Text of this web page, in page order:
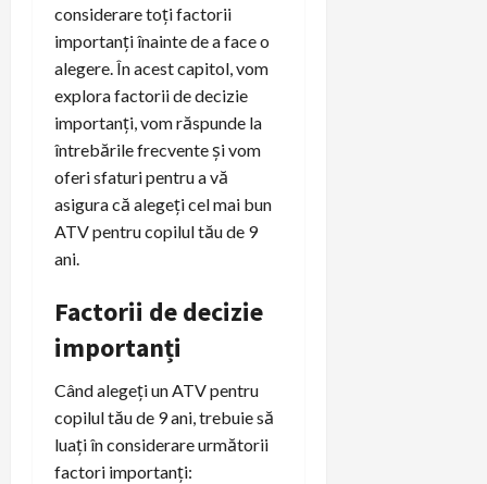
considerare toți factorii
importanți înainte de a face o
alegere. În acest capitol, vom
explora factorii de decizie
importanți, vom răspunde la
întrebările frecvente și vom
oferi sfaturi pentru a vă
asigura că alegeți cel mai bun
ATV pentru copilul tău de 9
ani.
Factorii de decizie
importanți
Când alegeți un ATV pentru
copilul tău de 9 ani, trebuie să
luați în considerare următorii
factori importanți: